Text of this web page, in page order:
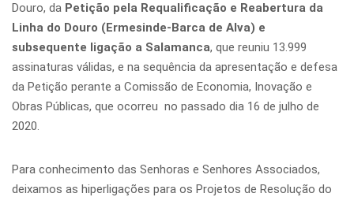
Douro, da Petição pela Requalificação e Reabertura da
Linha do Douro (Ermesinde-Barca de Alva) e
subsequente ligação a Salamanca, que reuniu 13.999
assinaturas válidas, e na sequência da apresentação e defesa
da Petição perante a Comissão de Economia, Inovação e
Obras Públicas, que ocorreu no passado dia 16 de julho de
2020.
Para conhecimento das Senhoras e Senhores Associados,
deixamos as hiperligações para os Projetos de Resolução do